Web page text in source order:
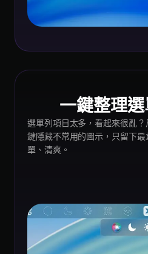
一鍵整理選
選單列項目太多，看起來很亂
鍵隱藏不常用的圖示，只留下
單、清爽。